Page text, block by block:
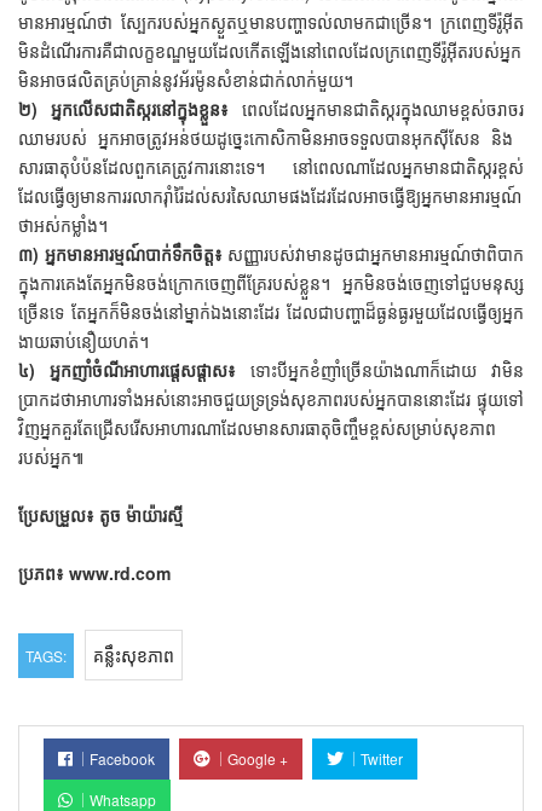
មាន​អារម្មណ៍​ថា ​ស្បែក​របស់​អ្នក​ស្ងួត​ឬ​មាន​បញ្ហា​ទល់​លាមក​ជាច្រើន​។ ក្រពេញ​ទីរ៉ូអ៊ីត​
មិន​ដំណើរការ​គឺ​ជា​លក្ខខណ្ឌ​មួយ​ដែល​កើត​ឡើង​នៅ​ពេល​ដែល​ក្រពេញ​ទីរ៉ូអ៊ីត​របស់​អ្នក​
មិន​អាច​ផលិត​គ្រប់គ្រាន់​នូវ​អ័រម៉ូន​សំខាន់​ជាក់​លាក់​មួយ។
២) អ្នក​លើស​ជាតិ​ស្ករ​នៅ​ក្នុង​ខ្លួន៖ ពេល​ដែល​អ្នក​មាន​ជាតិ​ស្ករ​ក្នុង​ឈាម​ខ្ពស់​ចរាចរ​
ឈាម​របស់​ អ្នក​អាច​ត្រូវ​អន់​ថយ​ដូច្នេះ​កោសិកា​មិន​អាច​ទទួល​បាន​អុកស៊ីសែន​ និង ​
សារធាតុ​បំប៉ន​ដែល​ពួកគេ​ត្រូវការ​នោះ​ទេ។ នៅ​ពេល​ណា​ដែល​អ្នក​មាន​ជាតិ​ស្ករ​ខ្ពស់​
ដែល​ធ្វើ​ឲ្យ​មាន​ការ​រលាក​រ៉ាំរ៉ៃ​ដល់​សរសៃ​ឈាម​ផង​ដែរ​ដែល​អាច​ធ្វើ​ឱ្យ​អ្នក​មាន​អារម្មណ៍​
ថា​អស់​កម្លាំង។
៣) អ្នក​មាន​អារម្មណ៍​បាក់​ទឹក​ចិត្ត៖​ សញ្ញា​របស់​វា​មាន​ដូច​ជា​អ្នក​មាន​អារម្មណ៍​ថា​ពិបាក
​ក្នុង​ការ​គេង​តែ​អ្នក​មិន​ចង់​ក្រោក​ចេញ​ពី​គ្រែ​របស់​ខ្លួន។ អ្នក​មិន​ចង់​ចេញ​ទៅ​ជួប​មនុស្ស​
ច្រើន​ទេ​ តែ​អ្នក​ក៏​មិន​ចង់​នៅ​ម្នាក់​ឯង​នោះ​ដែរ​ ដែល​ជា​បញ្ហា​ដ៏​ធ្ងន់ធ្ងរ​មួយ​ដែល​ធ្វើឲ្យ​អ្នក​
ងាយ​ឆាប់​នឿយ​ហត់។
៤) អ្នក​ញាំ​ចំណី​អាហារ​ផ្ដេសផ្ដាស៖ ទោះ​បី​អ្នក​ខំ​ញាំ​ច្រើន​យ៉ាង​ណា​ក៏​ដោយ​ វា​មិន​
ប្រាកដ​ថា​អាហារ​ទាំង​អស់​នោះ​អាច​ជួយ​ទ្រទ្រង់​សុខភាព​របស់​អ្នក​បាន​នោះ​ដែរ ផ្ទុយ​ទៅ​
វិញ​អ្នក​គួរ​តែ​ជ្រើស​រើស​អាហារ​ណា​ដែល​មាន​សារធាតុ​ចិញ្ចឹម​ខ្ពស់​សម្រាប់​សុខភាព​
របស់​អ្នក៕
ប្រែសម្រួល៖ តូច ម៉ាយ៉ារស្មី
ប្រភព៖ www.rd.com
TAGS: គន្លឹះសុខភាព
Facebook Google +
Twitter
Whatsapp